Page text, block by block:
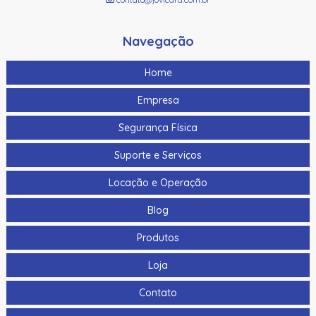
As-1153 | Assa Abloy | Botoeira Em Alumínio
Bat-7 | Assa Abloy | Bateria De Gel Selada
Botao De Panico Sem Fio Hikvision Ds-Pdeb1-Eg2-We(B)
Ip66 P/ Ax Pro Ds-Pwa64-L-We
Botao De Saida Quebra Vidro Hikvision Ds-K7Peb/Green
Botao Panico Para Termnais Mobile Hikvision Ds-1530Hmi
Botoeira/Botao De Saida Aco Inoxidavel Hikvision Ds-
K7P02 90X35X28.9Mm
Botoeira/Botao De Saida Sem Toque Aco Inoxidavel
Hikvision Ds-K7P04 86X50X34Mm
Bts400 | Assa Abloy | Botoeira Tipo “No Touch”
Cabo Para Cameras Mobile 2 Metros Hikvision Ds-
Mp2100-2
Navegação
Home
Empresa
Segurança Física
Suporte e Serviços
Locação e Operação
Blog
Produtos
Loja
Contato